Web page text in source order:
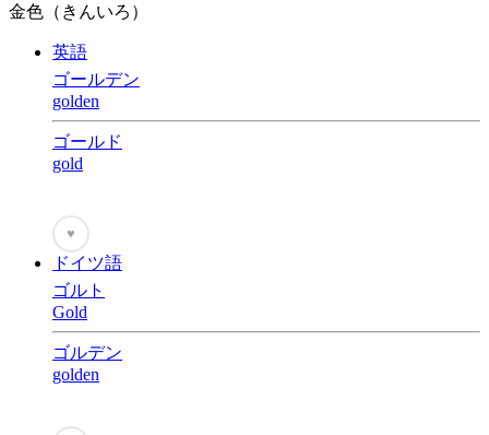
金色（きんいろ）
英語
ゴールデン
golden
ゴールド
gold
♥
ドイツ語
ゴルト
Gold
ゴルデン
golden